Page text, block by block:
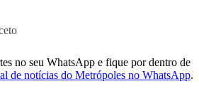
no seu WhatsApp e fique por dentro de
de notícias do Metrópoles no WhatsApp.